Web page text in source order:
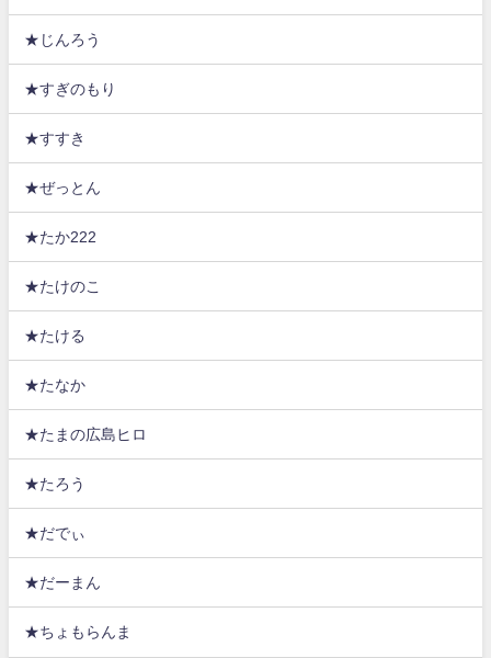
★じんろう
★すぎのもり
★すすき
★ぜっとん
★たか222
★たけのこ
★たける
★たなか
★たまの広島ヒロ
★たろう
★だでぃ
★だーまん
★ちょもらんま